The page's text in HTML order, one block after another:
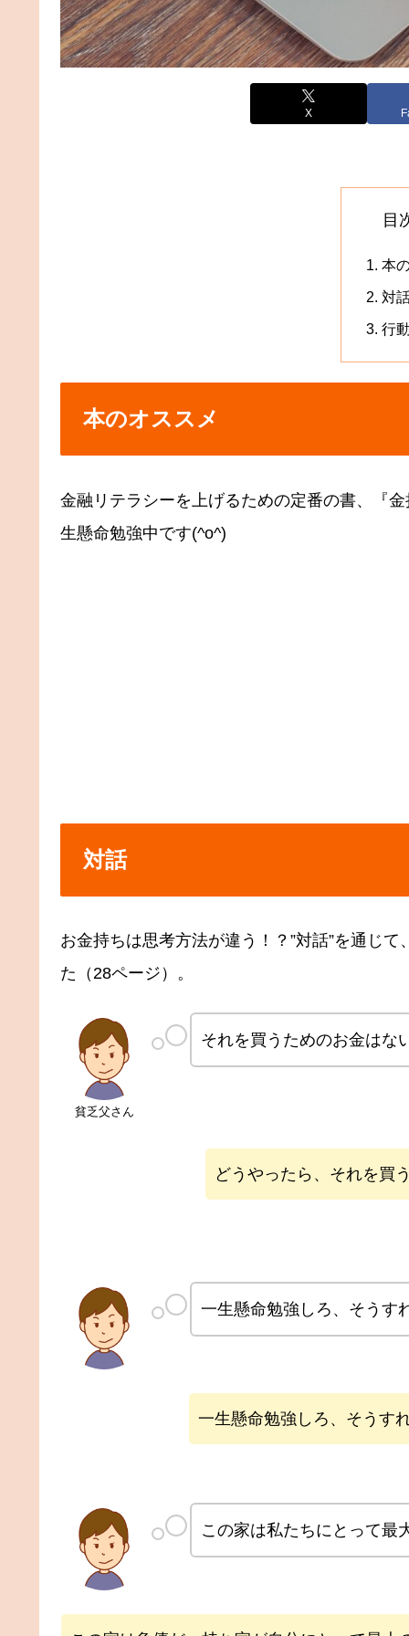
X
目
本
対
行
本のオススメ
金融リテラシーを上げるための定番の書、『
生懸命勉強中です(^o^)
対話
お金持ちは思考方法が違う！？”対話”を通じ
た（28ページ）。
貧乏父さん
それを買うためのお金はな
どうやったら、それを買
一生懸命勉強しろ、そうす
一生懸命勉強しろ、そうす
この家は私たちにとって最